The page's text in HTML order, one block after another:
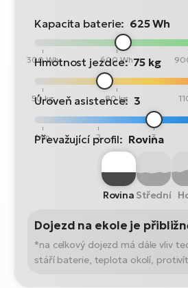
Kapacita baterie: 625 Wh
300 Wh 600 Wh
Hmotnost jezdce: 75 kg
50 kg 80 kg
Úroveň asistence: 3
Min 2 3
Převažující profil: Rovina
Rovina Střední
Dojezd na ekole je
*na celkový dojezd má dále vliv
stáří baterie, teplota okolí,